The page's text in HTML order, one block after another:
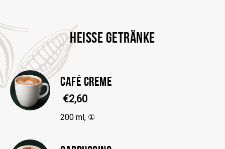
HEISSE GETRÄNKE
CAFÉ CREME
€2,60
200 ml, ①